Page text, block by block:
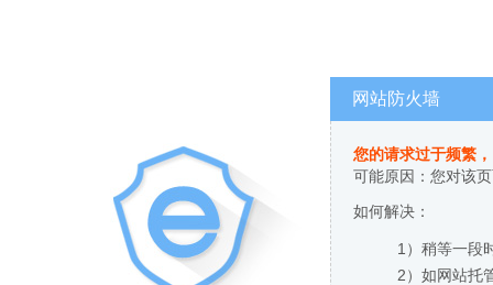
网站防火墙
您的请求过于频繁
可能原因：您对该
如何解决：
1）稍等一段
2）如网站托